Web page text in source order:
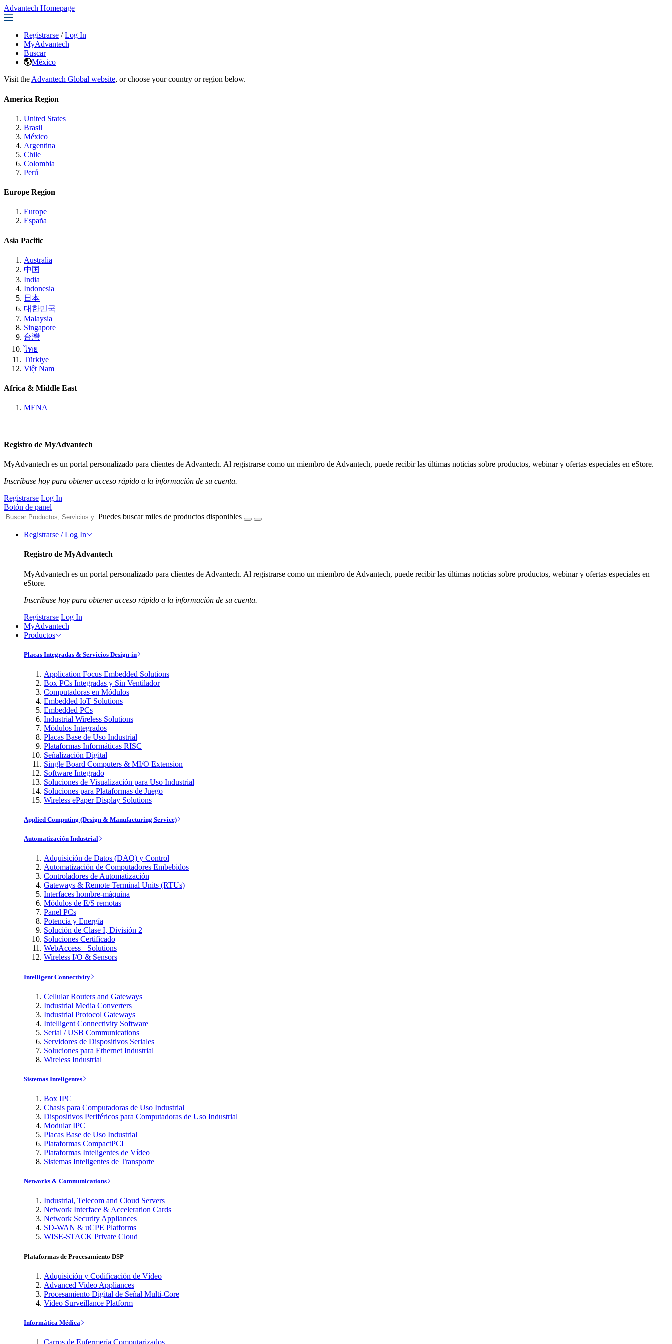
Advantech Homepage
Registrarse / Log In
MyAdvantech
Buscar
México
Visit the Advantech Global website, or choose your country or region below.
America Region
United States
Brasil
México
Argentina
Chile
Colombia
Perú
Europe Region
Europe
España
Asia Pacific
Australia
中国
India
Indonesia
日本
대한민국
Malaysia
Singapore
台灣
ไทย
Türkiye
Việt Nam
Africa & Middle East
MENA
Registro de MyAdvantech
MyAdvantech es un portal personalizado para clientes de Advantech. Al registrarse como un miembro de Advantech, puede recibir las últimas noticias sobre productos, webinar y ofertas especiales en eStore.
Inscríbase hoy para obtener acceso rápido a la información de su cuenta.
Registrarse Log In
Botón de panel
Puedes buscar miles de productos disponibles
Registrarse / Log In
Registro de MyAdvantech
MyAdvantech es un portal personalizado para clientes de Advantech. Al registrarse como un miembro de Advantech, puede recibir las últimas noticias sobre productos, webinar y ofertas especiales en
eStore.
Inscríbase hoy para obtener acceso rápido a la información de su cuenta.
Registrarse Log In
MyAdvantech
Productos
Placas Integradas & Servicios Design-in
Application Focus Embedded Solutions
Box PCs Integradas y Sin Ventilador
Computadoras en Módulos
Embedded IoT Solutions
Embedded PCs
Industrial Wireless Solutions
Módulos Integrados
Placas Base de Uso Industrial
Plataformas Informáticas RISC
Señalización Digital
Single Board Computers & MI/O Extension
Software Integrado
Soluciones de Visualización para Uso Industrial
Soluciones para Plataformas de Juego
Wireless ePaper Display Solutions
Applied Computing (Design & Manufacturing Service)
Automatización Industrial
Adquisición de Datos (DAQ) y Control
Automatización de Computadores Embebidos
Controladores de Automatización
Gateways & Remote Terminal Units (RTUs)
Interfaces hombre-máquina
Módulos de E/S remotas
Panel PCs
Potencia y Energía
Solución de Clase I, División 2
Soluciones Certificado
WebAccess+ Solutions
Wireless I/O & Sensors
Intelligent Connectivity
Cellular Routers and Gateways
Industrial Media Converters
Industrial Protocol Gateways
Intelligent Connectivity Software
Serial / USB Communications
Servidores de Dispositivos Seriales
Soluciones para Ethernet Industrial
Wireless Industrial
Sistemas Inteligentes
Box IPC
Chasis para Computadoras de Uso Industrial
Dispositivos Periféricos para Computadoras de Uso Industrial
Modular IPC
Placas Base de Uso Industrial
Plataformas CompactPCI
Plataformas Inteligentes de Vídeo
Sistemas Inteligentes de Transporte
Networks & Communications
Industrial, Telecom and Cloud Servers
Network Interface & Acceleration Cards
Network Security Appliances
SD-WAN & uCPE Platforms
WISE-STACK Private Cloud
Plataformas de Procesamiento DSP
Adquisición y Codificación de Vídeo
Advanced Video Appliances
Procesamiento Digital de Señal Multi-Core
Video Surveillance Platform
Informática Médica
Carros de Enfermería Computarizados